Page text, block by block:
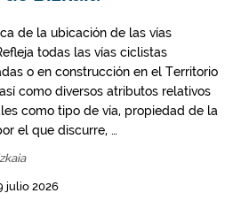
de la ubicación de las vías
todas las vías ciclistas
o en construcción en el Territorio
como diversos atributos relativos
como tipo de vía, propiedad de la
el que discurre, …
julio 2026